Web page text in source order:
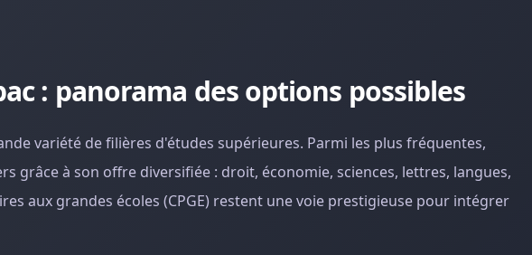
: panorama des options possibles
variété de filières d'études supérieures. Parmi les plus fréquentes,
grâce à son offre diversifiée : droit, économie, sciences, lettres, langues,
aux grandes écoles (CPGE) restent une voie prestigieuse pour intégrer